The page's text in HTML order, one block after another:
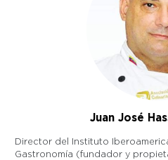
Juan José
Director del Instituto
Gastronomía (fundador y